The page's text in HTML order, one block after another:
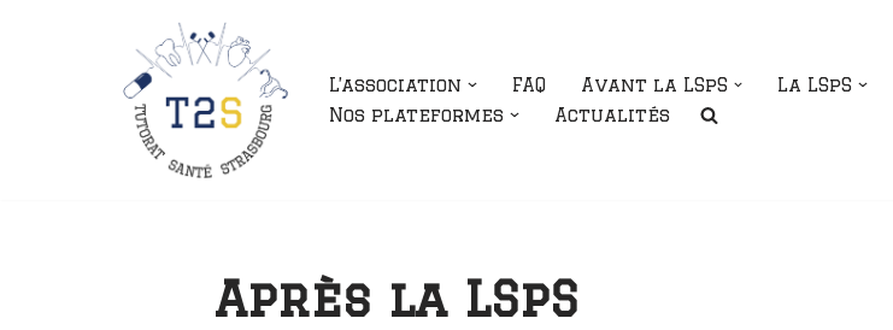
L’association FAQ Avant la LSpS La LSpS
Nos plateformes
Actualités
Après la LSpS